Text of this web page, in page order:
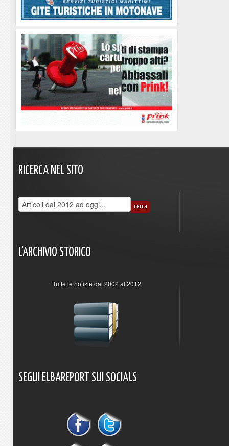
RICERCA NEL SITO
L'ARCHIVIO STORICO
Tutte le notizie dal 2002 al 2012
SEGUI ELBAREPORT SUI SOCIALS